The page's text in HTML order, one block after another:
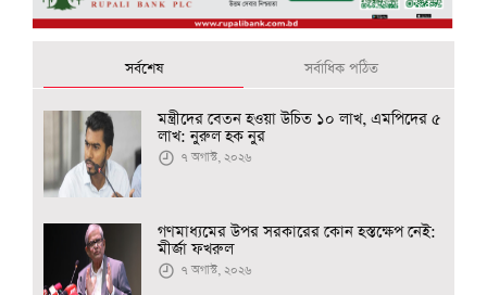
সর্বশেষ সর্বাধিক পঠিত
মন্ত্রীদের বেতন হওয়া উচিত ১০ লাখ, এমপিদের ৫
লাখ: নুরুল হক নুর
৭ অগাস্ট, ২০২৬
গণমাধ্যমের উপর সরকারের কোন হস্তক্ষেপ নেই:
মীর্জা ফখরুল
৭ অগাস্ট, ২০২৬